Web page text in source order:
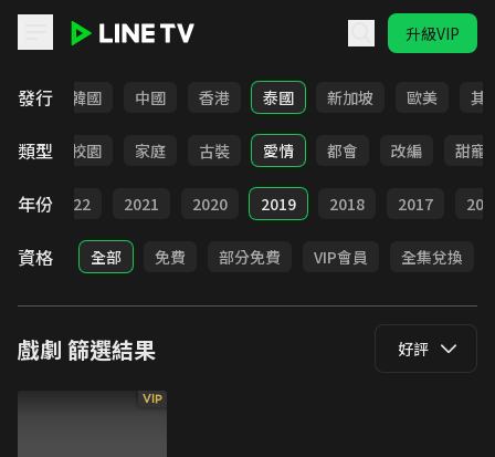
升級VIP
發行
日本 韓國 中國 香港 泰國 新加坡 歐美 其
類型
職場 校園 家庭 古裝 愛情 都會 改編 甜寵
年份 2022 2021 2020 2019 2018 2017
資格 全部 免費 部分免費 VIP會員 全集兌換
戲劇 篩選結果 好評
VIP